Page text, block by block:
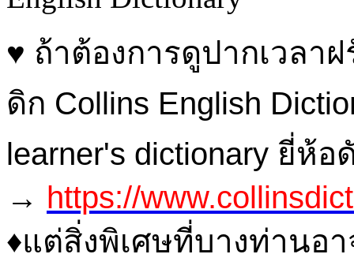
♥ ถ้าต้องการดูปากเวลา
ดิก Collins English
learner's dictionary ยี่ห้
→ https://
♦แต่สิ่งพิเศษที่บางท่านอ